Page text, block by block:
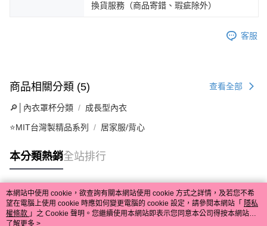
換貨服務（商品寄錯、瑕疵除外）
客服
商品相關分類 (5) 查看全部
🔎│內衣罩杯分類 成長型內衣
⭐MIT台灣製精品系列 居家服/背心
本分類熱銷全站排行
熱門標籤
本網站中使用 cookie，欲查詢有關本網站使用 cookie 方式之詳情，及若您不希
望在電腦上使用 cookie 時應如何變更電腦的 cookie 設定，請參閱本網站「 隱私
權條款 」之 Cookie 聲明。您繼續使用本網站即表示您同意本公司得按本網站使
用條款之 Cookie 聲明使用 cookie。
了解更多 >